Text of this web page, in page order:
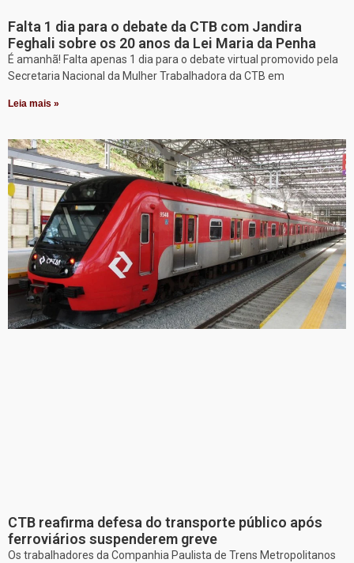
Falta 1 dia para o debate da CTB com Jandira
Feghali sobre os 20 anos da Lei Maria da Penha
É amanhã! Falta apenas 1 dia para o debate virtual promovido pela
Secretaria Nacional da Mulher Trabalhadora da CTB em
Leia mais »
CTB reafirma defesa do transporte público após
ferroviários suspenderem greve
Os trabalhadores da Companhia Paulista de Trens Metropolitanos